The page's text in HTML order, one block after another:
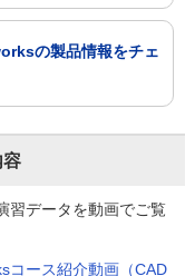
お申し込み方法
じる
の役割を学びます。
たい方は、4製品それ
をお勧めします。
習 コース詳細
じる
示すとおり、多くの
ます。
トサービスは、テレ
してお客様と画面
を的確に説明しス
ただいているお客
ージからコンタクト
報サイト（BIMナ
本情報から、CIM導
や教育、コンサル
の製品情報をチェ
紹介しています。
）
容
習データを動画でご覧
コース紹介動画（CAD